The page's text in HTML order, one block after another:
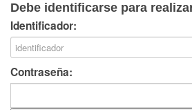
Debe identificarse para
Identificador:
Contraseña: